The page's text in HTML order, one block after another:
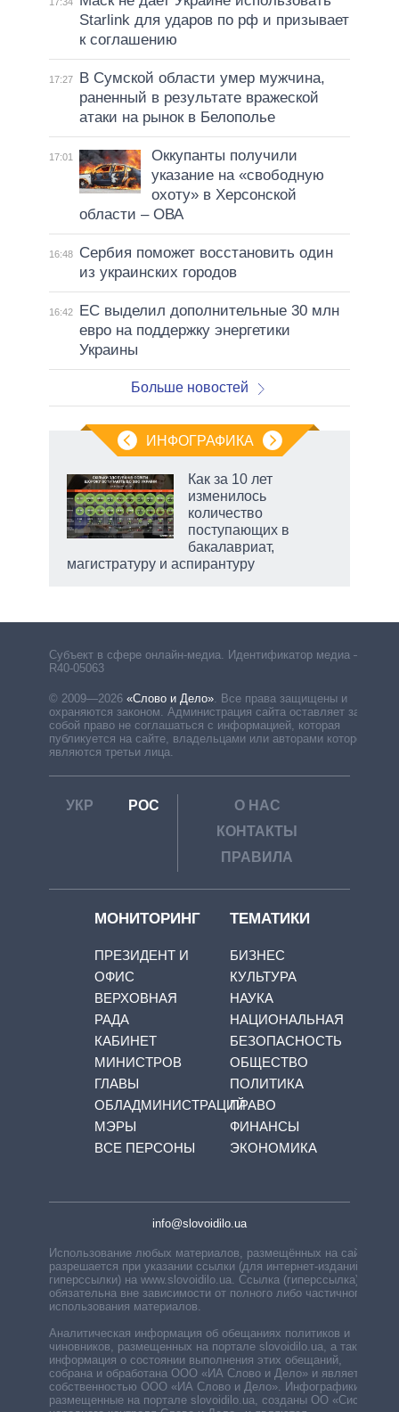
Starlink для ударов по рф и призывает
к соглашению
17:27
В Сумской области умер мужчина,
раненный в результате вражеской
атаки на рынок в Белополье
17:01
Оккупанты получили
указание на «свободную
охоту» в Херсонской
области – ОВА
16:48
Сербия поможет восстановить один
из украинских городов
16:42
ЕС выделил дополнительные 30 млн
евро на поддержку энергетики
Украины
Больше новостей
ИНФОГРАФИКА
Как за 10 лет
изменилось
количество
поступающих в
бакалавриат,
магистратуру и аспирантуру
Субъект в сфере онлайн-медиа. Идентификатор медиа –
R40-05063
© 2009—2026 «Слово и Дело». Все права защищены и
охраняются законом. Администрация сайта оставляет за
собой право не соглашаться с информацией, которая
публикуется на сайте, владельцами или авторами которой
являются третьи лица.
УКР РОС
О НАС
КОНТАКТЫ
ПРАВИЛА
МОНИТОРИНГ
ПРЕЗИДЕНТ И
ОФИС
ВЕРХОВНАЯ
РАДА
КАБИНЕТ
МИНИСТРОВ
ГЛАВЫ
ОБЛАДМИНИСТРАЦИЙ
МЭРЫ
ВСЕ ПЕРСОНЫ
ТЕМАТИКИ
БИЗНЕС
КУЛЬТУРА
НАУКА
НАЦИОНАЛЬНАЯ
БЕЗОПАСНОСТЬ
ОБЩЕСТВО
ПОЛИТИКА
ПРАВО
ФИНАНСЫ
ЭКОНОМИКА
info@slovoidilo.ua
Использование любых материалов, размещённых на сайте,
разрешается при указании ссылки (для интернет-изданий —
гиперссылки) на www.slovoidilo.ua. Ссылка (гиперссылка)
обязательна вне зависимости от полного либо частичного
использования материалов.
Аналитическая информация об обещаниях политиков и
чиновников, размещенных на портале slovoidilo.ua, а также
информация о состоянии выполнения этих обещаний,
собрана и обработана ООО «ИА Слово и Дело» и является
собственностью ООО «ИА Слово и Дело». Инфографики,
размещенные на портале slovoidilo.ua, созданы ОО «Система